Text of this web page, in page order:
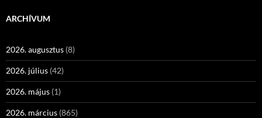
ARCHÍVUM
2026. augusztus (8)
2026. július (42)
2026. május (1)
2026. március (865)